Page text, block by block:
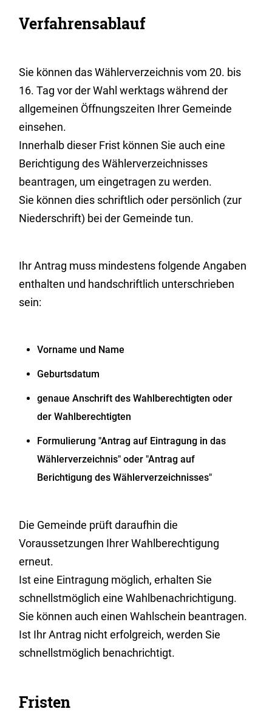
Verfahrensablauf
Sie können das Wählerverzeichnis vom 20. bis
16. Tag vor der Wahl werktags während der
allgemeinen Öffnungszeiten Ihrer Gemeinde
einsehen.
Innerhalb dieser Frist können Sie auch eine
Berichtigung des Wählerverzeichnisses
beantragen, um eingetragen zu werden.
Sie können dies schriftlich oder persönlich (zur
Niederschrift) bei der Gemeinde tun.
Ihr Antrag muss mindestens folgende Angaben
enthalten und handschriftlich unterschrieben
sein:
Vorname und Name
Geburtsdatum
genaue Anschrift des Wahlberechtigten oder
der Wahlberechtigten
Formulierung "Antrag auf Eintragung in das
Wählerverzeichnis" oder "Antrag auf
Berichtigung des Wählerverzeichnisses"
Die Gemeinde prüft daraufhin die
Voraussetzungen Ihrer Wahlberechtigung
erneut.
Ist eine Eintragung möglich, erhalten Sie
schnellstmöglich eine Wahlbenachrichtigung.
Sie können auch einen Wahlschein beantragen.
Ist Ihr Antrag nicht erfolgreich, werden Sie
schnellstmöglich benachrichtigt.
Fristen